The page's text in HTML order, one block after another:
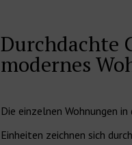
Durchdachte
modernes
Die einzelnen Wohnungen
Einheiten zeichnen sich